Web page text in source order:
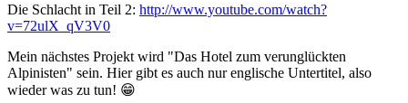
Die Schlacht in Teil 2: http://www.youtube.com/watch?
v=72ulX_qV3V0
Mein nächstes Projekt wird "Das Hotel zum verunglückten
Alpinisten" sein. Hier gibt es auch nur englische Untertitel, also
wieder was zu tun! 😁